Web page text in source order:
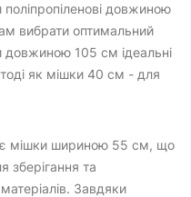
довжиною
вибрати оптимальний
105 см ідеальні
як мішки 40 см - для
мішки шириною 55 см, що
зберігання та
Завдяки